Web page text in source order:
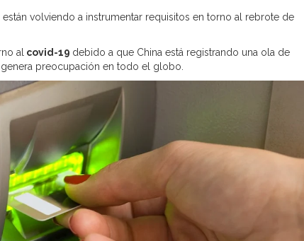
volviendo a instrumentar requisitos en torno al rebrote de
al covid-19 debido a que China está registrando una ola de
preocupación en todo el globo.